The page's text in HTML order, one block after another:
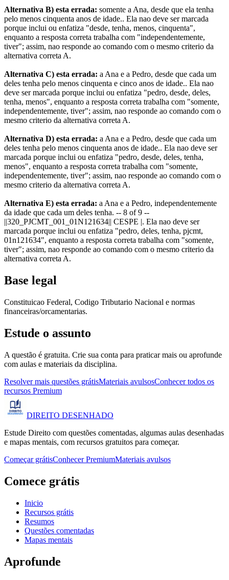
Alternativa B) esta errada: somente a Ana, desde que ela tenha
pelo menos cinquenta anos de idade.. Ela nao deve ser marcada
porque inclui ou enfatiza "desde, tenha, menos, cinquenta",
enquanto a resposta correta trabalha com "independentemente,
tiver"; assim, nao responde ao comando com o mesmo criterio da
alternativa correta A.
Alternativa C) esta errada: a Ana e a Pedro, desde que cada um
deles tenha pelo menos cinquenta e cinco anos de idade.. Ela nao
deve ser marcada porque inclui ou enfatiza "pedro, desde, deles,
tenha, menos", enquanto a resposta correta trabalha com "somente,
independentemente, tiver"; assim, nao responde ao comando com o
mesmo criterio da alternativa correta A.
Alternativa D) esta errada: a Ana e a Pedro, desde que cada um
deles tenha pelo menos cinquenta anos de idade.. Ela nao deve ser
marcada porque inclui ou enfatiza "pedro, desde, deles, tenha,
menos", enquanto a resposta correta trabalha com "somente,
independentemente, tiver"; assim, nao responde ao comando com o
mesmo criterio da alternativa correta A.
Alternativa E) esta errada: a Ana e a Pedro, independentemente
da idade que cada um deles tenha. -- 8 of 9 --
||320_PJCMT_001_01N121634|| CESPE |. Ela nao deve ser
marcada porque inclui ou enfatiza "pedro, deles, tenha, pjcmt,
01n121634", enquanto a resposta correta trabalha com "somente,
tiver"; assim, nao responde ao comando com o mesmo criterio da
alternativa correta A.
Base legal
Constituicao Federal, Codigo Tributario Nacional e normas
financeiras/orcamentarias.
Estude o assunto
A questão é gratuita. Crie sua conta para praticar mais ou aprofunde
com aulas e materiais da disciplina.
Resolver mais questões grátisMateriais avulsosConhecer todos os
recursos Premium
DIREITO DESENHADO
Estude Direito com questões comentadas, algumas aulas desenhadas
e mapas mentais, com recursos gratuitos para começar.
Começar grátisConhecer PremiumMateriais avulsos
Comece grátis
Inicio
Recursos grátis
Resumos
Questões comentadas
Mapas mentais
Aprofunde